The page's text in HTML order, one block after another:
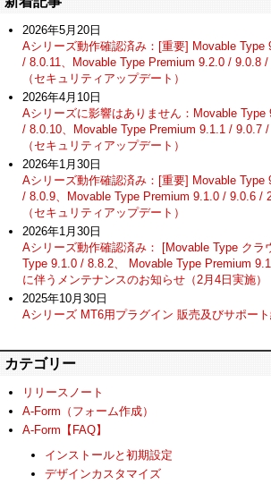
2026年5月20日
Aシリーズ動作確認済み：[重要] Movable Type
/ 8.0.11、Movable Type Premium 9.2.0 / 9.0.8
（セキュリティアップデート）
2026年4月10日
Aシリーズに影響はありません：Movable
/ 8.0.10、Movable Type Premium 9.1.1 / 9.0.7
（セキュリティアップデート）
2026年1月30日
Aシリーズ動作確認済み：[重要] Movable Type
/ 8.0.9、Movable Type Premium 9.1.0 / 9.0.6 /
（セキュリティアップデート）
2026年1月30日
Aシリーズ動作確認済み： [Movable Type クラ
Type 9.1.0 / 8.8.2、 Movable Type Premium
に伴うメンテナンスのお知らせ（2月4日実施）
2025年10月30日
Aシリーズ MT6用プラグイン 販売及びサポー
カテゴリー
リリースノート
A-Form（フォーム作成）
A-Form【FAQ】
インストールと初期設定
デザインカスタマイズ